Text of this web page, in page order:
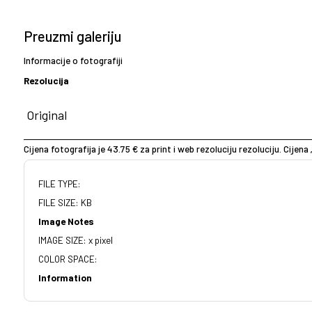
Preuzmi galeriju
Informacije o fotografiji
Rezolucija
Cijena fotografija je 43.75 € za print i web rezoluciju rezoluciju.
FILE TYPE:
FILE SIZE: KB
Image Notes
IMAGE SIZE: x pixel
COLOR SPACE:
Information